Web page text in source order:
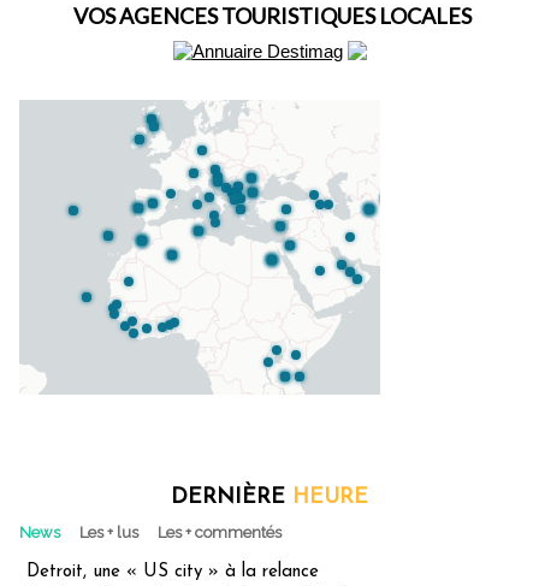
VOS AGENCES TOURISTIQUES LOCALES
DERNIÈRE HEURE
News Les + lus Les + commentés
Detroit, une « US city » à la relance